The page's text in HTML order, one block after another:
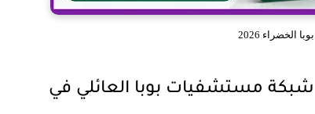
الخضراء 2026
الخضراء 2026 | دليل شبكة مستشفيات بوبا العائلي في